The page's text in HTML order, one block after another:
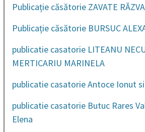
Publicație căsătorie ZAVATE
Publicație căsătorie BURSUC
publicatie casatorie LITEANU
MERTICARIU MARINELA
publicatie casatorie Antoce Ionut si
publicatie casatorie Butuc Rares
Elena